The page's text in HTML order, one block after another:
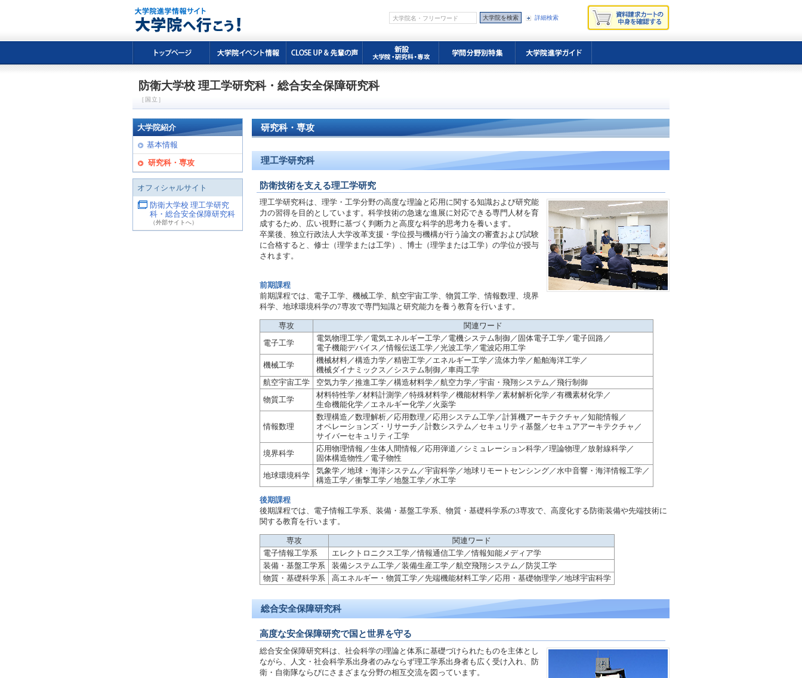
詳細検索
防衛大学校 理工学研究科・総合安全保障研究科
［国立］
大学院紹介
基本情報
研究科・専攻
オフィシャルサイト
防衛大学校 理工学研究
科・総合安全保障研究科
（外部サイトへ）
研究科・専攻
理工学研究科
防衛技術を支える理工学研究
理工学研究科は、理学・工学分野の高度な理論と応用に関する知識および研究能
力の習得を目的としています。科学技術の急速な進展に対応できる専門人材を育
成するため、広い視野に基づく判断力と高度な科学的思考力を養います。
卒業後、独立行政法人大学改革支援・学位授与機構が行う論文の審査および試験
に合格すると、修士（理学または工学）、博士（理学または工学）の学位が授与
されます。
前期課程
前期課程では、電子工学、機械工学、航空宇宙工学、物質工学、情報数理、境界
科学、地球環境科学の7専攻で専門知識と研究能力を養う教育を行います。
専攻 関連ワード
電子工学
電気物理工学／電気エネルギー工学／電機システム制御／固体電子工学／電子回路／
電子機能デバイス／情報伝送工学／光波工学／電波応用工学
機械工学
機械材料／構造力学／精密工学／エネルギー工学／流体力学／船舶海洋工学／
機械ダイナミックス／システム制御／車両工学
航空宇宙工学
空気力学／推進工学／構造材料学／航空力学／宇宙・飛翔システム／飛行制御
物質工学
材料特性学／材料計測学／特殊材料学／機能材料学／素材解析化学／有機素材化学／
生命機能化学／エネルギー化学／火薬学
情報数理
数理構造／数理解析／応用数理／応用システム工学／計算機アーキテクチャ／知能情報／
オペレーションズ・リサーチ／計数システム／セキュリティ基盤／セキュアアーキテクチャ／
サイバーセキュリティ工学
境界科学
応用物理情報／生体人間情報／応用弾道／シミュレーション科学／理論物理／放射線科学／
固体構造物性／電子物性
地球環境科学
気象学／地球・海洋システム／宇宙科学／地球リモートセンシング／水中音響・海洋情報工学／
構造工学／衝撃工学／地盤工学／水工学
後期課程
後期課程では、電子情報工学系、装備・基盤工学系、物質・基礎科学系の3専攻で、高度化する防衛装備や先端技術に
関する教育を行います。
専攻
関連ワード
電子情報工学系
エレクトロニクス工学／情報通信工学／情報知能メディア学
装備・基盤工学系
装備システム工学／装備生産工学／航空飛翔システム／防災工学
物質・基礎科学系
高エネルギー・物質工学／先端機能材料工学／応用・基礎物理学／地球宇宙科学
総合安全保障研究科
高度な安全保障研究で国と世界を守る
総合安全保障研究科は、社会科学の理論と体系に基礎づけられたものを主体とし
ながら、人文・社会科学系出身者のみならず理工学系出身者も広く受け入れ、防
衛・自衛隊ならびにさまざまな分野の相互交流を図っています。